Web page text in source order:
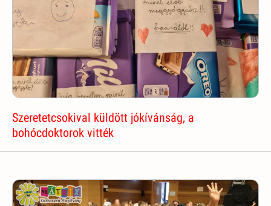
Szeretetcsokival küldött jókívánság, a
bohócdoktorok vitték